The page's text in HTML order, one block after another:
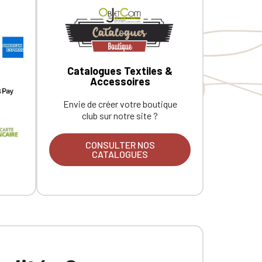
Catalogues Textiles &
Accessoires
Envie de créer votre boutique
club sur notre site ?
CONSULTER NOS
CATALOGUES